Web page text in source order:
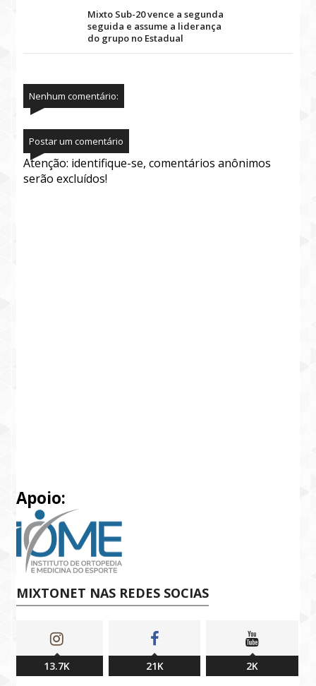
Mixto Sub-20 vence a segunda
seguida e assume a liderança
do grupo no Estadual
Nenhum comentário:
Postar um comentário
Atenção: identifique-se, comentários anônimos
serão excluídos!
Apoio:
MIXTONET NAS REDES SOCIAS
13.7K 21K 2K